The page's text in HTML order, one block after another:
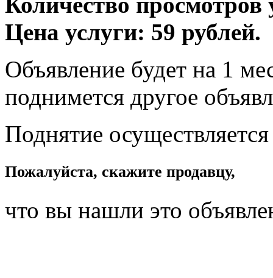
Цена услуги: 59 рублей.
Объявление будет на 1
поднимется другое
Поднятие
Пожалуйста, скажите продавцу,
что вы нашли это